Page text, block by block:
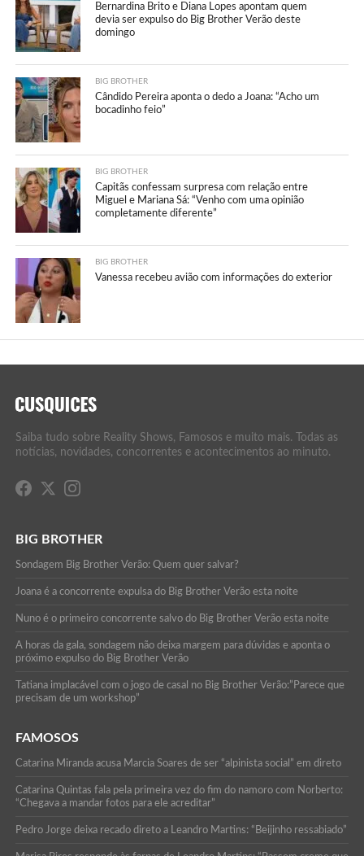
Bernardina Brito e Diana Lopes apontam quem
devia ser expulso do Big Brother Verão deste
domingo
BIG BROTHER
Cândido Pereira aponta o dedo a Joana: “Acho um
bocadinho feio”
BIG BROTHER
Capitãs confessam surpresa com relação entre
Miguel e Mariana Sá: “Venho com uma opinião
completamente diferente”
BIG BROTHER
Vanessa recebeu avião com informações do exterior
Saiba tudo sobre Reality Shows, Famosos e muito mais. Todas as
notícias, novidades, concorrentes e acontecimentos ao minuto.
BIG BROTHER
Sondagem Big Brother Verão: Quem quer salvar?
Joana é a concorrente expulsa do Big Brother Verão esta noite
Nuno é o primeiro concorrente salvo do Big Brother Verão esta noite
A horas da gala, sondagem não deixa margem para dúvidas e aponta o
próximo expulso do Big Brother Verão
Tatiana implacável com o jogo de casal no Big Brother Verão:”Parece que
precisam de um workshop”
FAMOSOS
Catarina Miranda acusa Marcia Soares de ser “alpinista social” em direto
Catarina Quintas fala pela primeira vez do fim do namoro com Norberto:
“Chegava a mandar fotos para ele acreditar”
Pedro Jorge deixa recado direto a Leandro Martins: “Beijinho ressabiado”